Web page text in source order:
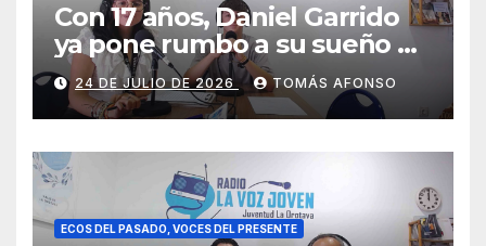
Con 17 años, Daniel Garrido
ya pone rumbo a su sueño de
ser piloto.
24 DE JULIO DE 2026 TOMÁS AFONSO
ECOS DEL PASADO, VOCES DEL PRESENTE